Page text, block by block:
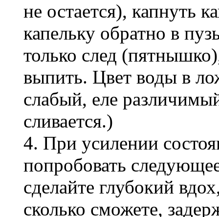
не остается), капнуть
капельку обратно в
только след
выпить. Цвет воды в
слабый, еле
сливается.)
4. При усилении
попробовать
сделайте глубокий
сколько сможете,